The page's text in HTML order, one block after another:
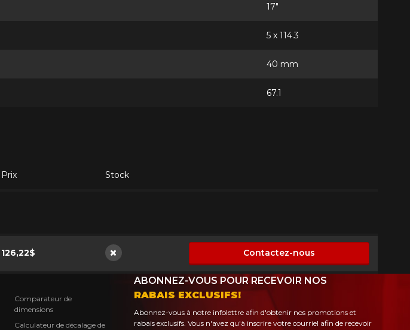
17"
5 x 114.3
40 mm
67.1
Prix Stock
126,22$
Non disponible
Contactez-nous
Comparateur de
dimensions
Calculateur de décalage de
ABONNEZ-VOUS POUR RECEVOIR NOS
RABAIS EXCLUSIFS!
Abonnez-vous à notre infolettre afin d'obtenir nos promotions et
rabais exclusifs. Vous n'avez qu'à inscrire votre courriel afin de recevoir